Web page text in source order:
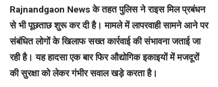
Rajnandgaon News के तहत पुलिस ने राइस मिल प्रबंधन
से भी पूछताछ शुरू कर दी है। मामले में लापरवाही सामने आने पर
संबंधित लोगों के खिलाफ सख्त कार्रवाई की संभावना जताई जा
रही है। यह हादसा एक बार फिर औद्योगिक इकाइयों में मजदूरों
की सुरक्षा को लेकर गंभीर सवाल खड़े करता है।